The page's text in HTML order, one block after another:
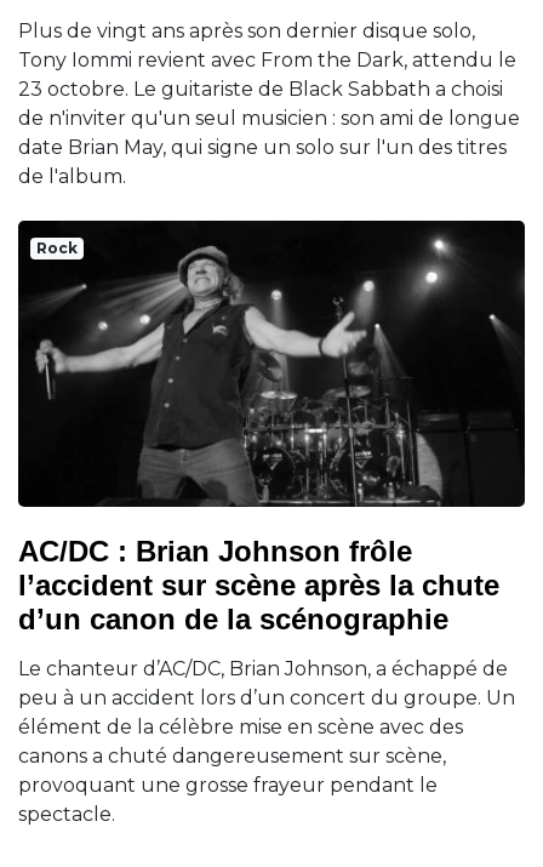
Plus de vingt ans après son dernier disque solo,
Tony Iommi revient avec From the Dark, attendu le
23 octobre. Le guitariste de Black Sabbath a choisi
de n'inviter qu'un seul musicien : son ami de longue
date Brian May, qui signe un solo sur l'un des titres
de l'album.
Rock
AC/DC : Brian Johnson frôle
l’accident sur scène après la chute
d’un canon de la scénographie
Le chanteur d’AC/DC, Brian Johnson, a échappé de
peu à un accident lors d’un concert du groupe. Un
élément de la célèbre mise en scène avec des
canons a chuté dangereusement sur scène,
provoquant une grosse frayeur pendant le
spectacle.